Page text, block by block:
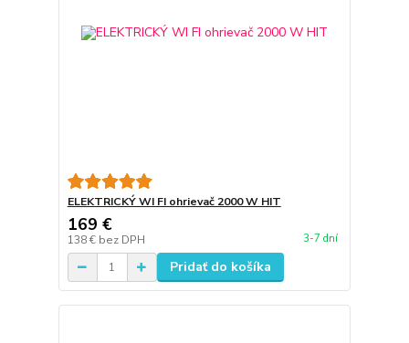
ELEKTRICKÝ WI FI ohrievač 2000 W HIT
169 €
138 € bez DPH 3-7 dní
Pridať do košíka